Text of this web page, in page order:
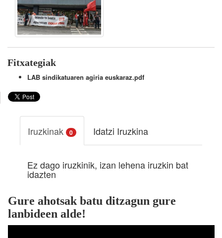
Fitxategiak
LAB sindikatuaren agiria euskaraz.pdf
Iruzkinak 0 Idatzi Iruzkina
Ez dago iruzkinik, izan lehena iruzkin bat
idazten
Gure ahotsak batu ditzagun gure
lanbideen alde!